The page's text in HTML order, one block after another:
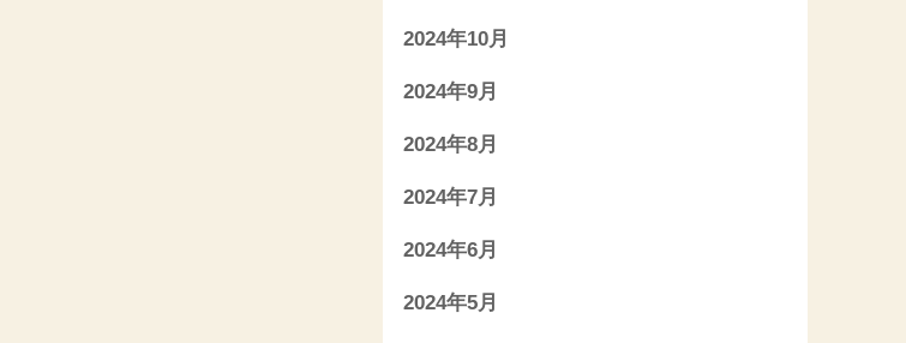
2024年10月
2024年9月
2024年8月
2024年7月
2024年6月
2024年5月